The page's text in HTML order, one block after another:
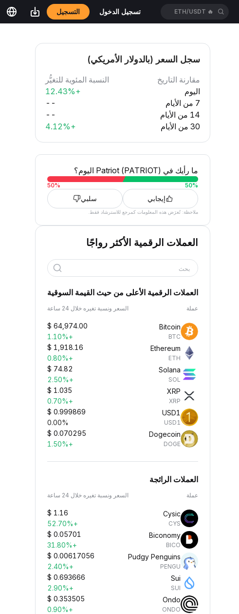
🔥
GWEIUSDT تسجيل الدخول التسجيل
سجل السعر (بالدولار الأمريكي)
مقارنة التاريخ
النسبة المئوية للتغيُّر
اليوم
+12.43%
7 من الأيام
--
14 من الأيام
--
30 من الأيام
+4.12%
ما رأيك في Patriot (PATRIOT) اليوم؟
50%
50%
إيجابي سلبي
ملاحظة: تُعرَض هذه المعلومات كمرجع للاسترشاد فقط.
العملات الرقمية الأكثر رواجًا
بحث
العملات الرقمية الأعلى من حيث القيمة السوقية
عملة السعر ونسبة تغيره خلال 24 ساعة
Bitcoin
BTC
$ 64,974.00
+1.10%
Ethereum
ETH
$ 1,918.16
+0.80%
Solana
SOL
$ 74.82
+2.50%
XRP
XRP
$ 1.035
+0.70%
USD1
USD1
$ 0.999869
0.00%
Dogecoin
DOGE
$ 0.070295
+1.50%
العملات الرائجة
عملة السعر ونسبة تغيره خلال 24 ساعة
Cysic
CYS
$ 1.16
+52.70%
Biconomy
BICO
$ 0.05701
+31.80%
Pudgy Penguins
PENGU
$ 0.00617056
+2.40%
Sui
SUI
$ 0.693666
+2.90%
Ondo
ONDO
$ 0.353505
+0.90%